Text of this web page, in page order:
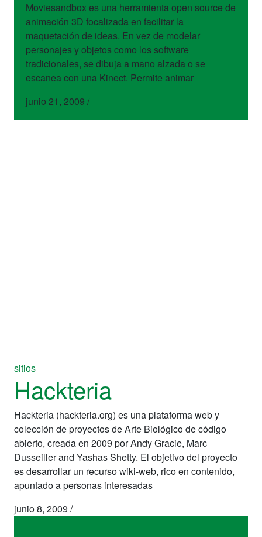
Moviesandbox es una herramienta open source de
animación 3D focalizada en facilitar la
maquetación de ideas. En vez de modelar
personajes y objetos como los software
tradicionales, se dibuja a mano alzada o se
escanea con una Kinect. Permite animar
junio 21, 2009 /
sitios
Hackteria
Hackteria (hackteria.org) es una plataforma web y
colección de proyectos de Arte Biológico de código
abierto, creada en 2009 por Andy Gracie, Marc
Dusseiller and Yashas Shetty. El objetivo del proyecto
es desarrollar un recurso wiki-web, rico en contenido,
apuntado a personas interesadas
junio 8, 2009 /